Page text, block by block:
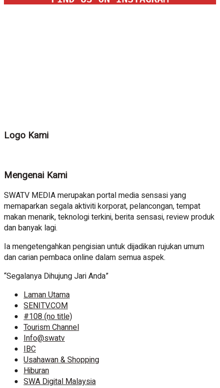
Logo Kami
Mengenai Kami
SWATV MEDIA merupakan portal media sensasi yang
memaparkan segala aktiviti korporat, pelancongan, tempat
makan menarik, teknologi terkini, berita sensasi, review produk
dan banyak lagi.
Ia mengetengahkan pengisian untuk dijadikan rujukan umum
dan carian pembaca online dalam semua aspek.
“Segalanya Dihujung Jari Anda”
Laman Utama
SENITV.COM
#108 (no title)
Tourism Channel
Info@swatv
IBC
Usahawan & Shopping
Hiburan
SWA Digital Malaysia